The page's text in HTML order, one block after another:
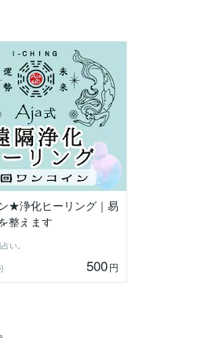
★浄化ヒーリング｜易
整えます
い。
500円